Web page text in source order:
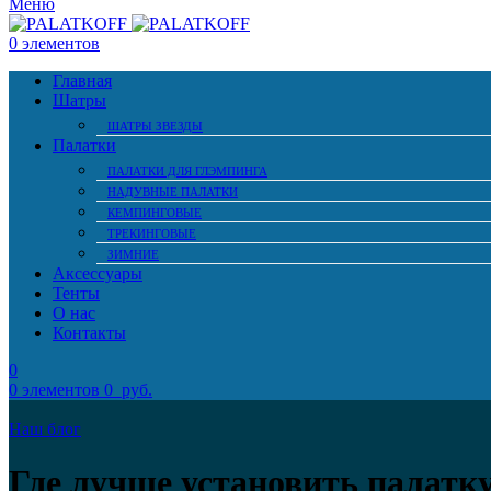
Меню
0 элементов
Главная
Шатры
ШАТРЫ ЗВЕЗДЫ
Палатки
ПАЛАТКИ ДЛЯ ГЛЭМПИНГА
НАДУВНЫЕ ПАЛАТКИ
КЕМПИНГОВЫЕ
ТРЕКИНГОВЫЕ
ЗИМНИЕ
Аксессуары
Тенты
О нас
Контакты
0
0 элементов 0 руб.
Наш блог
Где лучше установить